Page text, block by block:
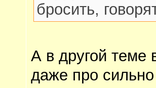
бросить,
А в другой теме
даже про